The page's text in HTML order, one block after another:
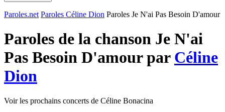
Paroles.net Paroles Céline Dion Paroles Je N'ai Pas Besoin D'amour
Paroles de la chanson Je N'ai
Pas Besoin D'amour par Céline
Dion
Voir les prochains concerts de Céline Bonacina